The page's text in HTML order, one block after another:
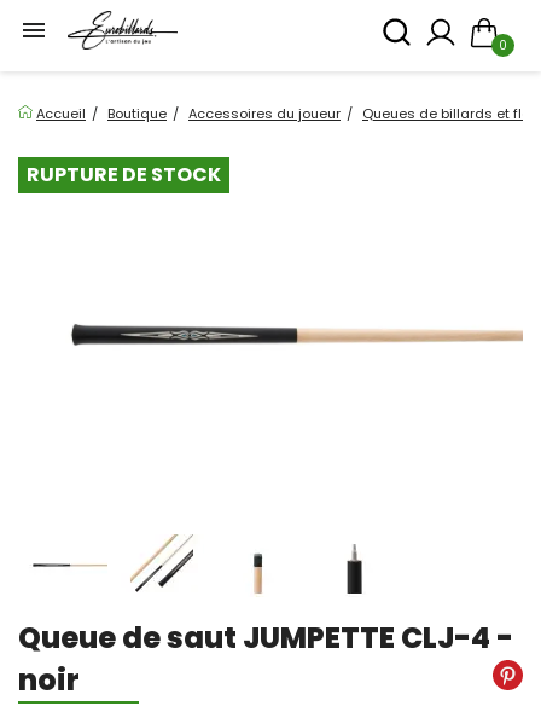

0
Accueil Boutique Accessoires du joueur Queues de billards et
RUPTURE DE STOCK
Queue de saut JUMPETTE CLJ-4 -
noir